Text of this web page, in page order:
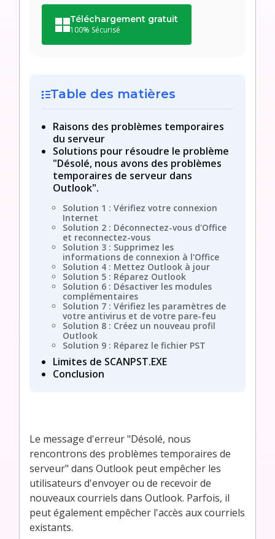
Téléchargement gratuit
100% Sécurisé
Table des matières
Raisons des problèmes temporaires
du serveur
Solutions pour résoudre le problème
"Désolé, nous avons des problèmes
temporaires de serveur dans
Outlook".
Solution 1 : Vérifiez votre connexion
Internet
Solution 2 : Déconnectez-vous d'Office
et reconnectez-vous
Solution 3 : Supprimez les
informations de connexion à l'Office
Solution 4 : Mettez Outlook à jour
Solution 5 : Réparez Outlook
Solution 6 : Désactiver les modules
complémentaires
Solution 7 : Vérifiez les paramètres de
votre antivirus et de votre pare-feu
Solution 8 : Créez un nouveau profil
Outlook
Solution 9 : Réparez le fichier PST
Limites de SCANPST.EXE
Conclusion
Le message d'erreur "Désolé, nous
rencontrons des problèmes temporaires de
serveur" dans Outlook peut empêcher les
utilisateurs d'envoyer ou de recevoir de
nouveaux courriels dans Outlook. Parfois, il
peut également empêcher l'accès aux courriels
existants.